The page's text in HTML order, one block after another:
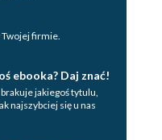
Twojej firmie.
ebooka? Daj znać!
jakiegoś tytulu,
najszybciej się u nas